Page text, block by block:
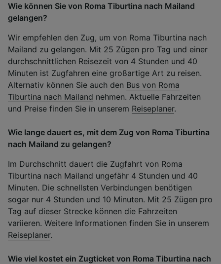
Wie können Sie von Roma Tiburtina nach Mailand
gelangen?
Wir empfehlen den Zug, um von Roma Tiburtina nach
Mailand zu gelangen. Mit 25 Zügen pro Tag und einer
durchschnittlichen Reisezeit von 4 Stunden und 40
Minuten ist Zugfahren eine großartige Art zu reisen.
Alternativ können Sie auch den Bus von Roma
Tiburtina nach Mailand nehmen. Aktuelle Fahrzeiten
und Preise finden Sie in unserem Reiseplaner.
Wie lange dauert es, mit dem Zug von Roma Tiburtina
nach Mailand zu gelangen?
Im Durchschnitt dauert die Zugfahrt von Roma
Tiburtina nach Mailand ungefähr 4 Stunden und 40
Minuten. Die schnellsten Verbindungen benötigen
sogar nur 4 Stunden und 10 Minuten. Mit 25 Zügen pro
Tag auf dieser Strecke können die Fahrzeiten
variieren. Weitere Informationen finden Sie in unserem
Reiseplaner.
Wie viel kostet ein Zugticket von Roma Tiburtina nach